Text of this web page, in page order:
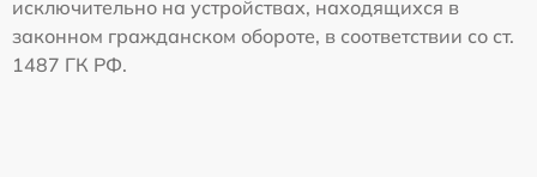
исключительно на устройствах, находящихся в
законном гражданском обороте, в соответствии со ст.
1487 ГК РФ.